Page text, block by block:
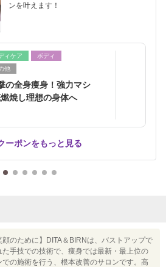
ンを叶えます！
ィケア
ボディ
他
の全身痩身！強力マシ
焼し理想の身体へ
ーポンをもっと見る
顔のために】DITA＆BIRNは、バストアップで
た手技での技術で、痩身では最新・最上位の
での施術を行う、根本改善のサロンです。高